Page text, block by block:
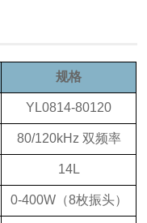
规格
YL0814-80120
80/120kHz 双频率
14L
0-400W（8枚振头）